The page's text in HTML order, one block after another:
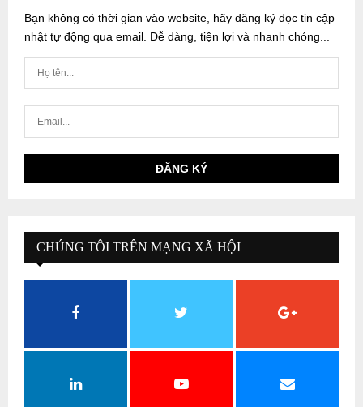
Bạn không có thời gian vào website, hãy đăng ký đọc tin cập
nhật tự động qua email. Dễ dàng, tiện lợi và nhanh chóng...
CHÚNG TÔI TRÊN MẠNG XÃ HỘI